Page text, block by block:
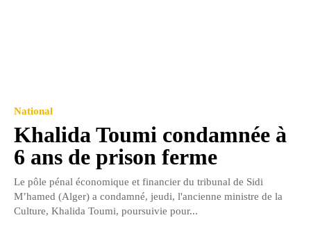
National
Khalida Toumi condamnée à
6 ans de prison ferme
Le pôle pénal économique et financier du tribunal de Sidi
M’hamed (Alger) a condamné, jeudi, l'ancienne ministre de la
Culture, Khalida Toumi, poursuivie pour...